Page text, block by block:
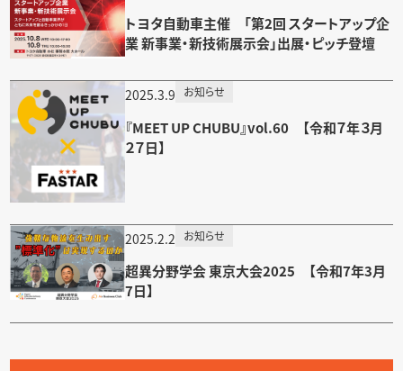
トヨタ自動車主催 「第2回 スタートアップ企
業 新事業・新技術展示会」出展・ピッチ登壇
2025.3.9 お知らせ
『MEET UP CHUBU』vol.60 【令和７年３月
２７日】
2025.2.2 お知らせ
超異分野学会 東京大会2025 【令和7年3月
7日】